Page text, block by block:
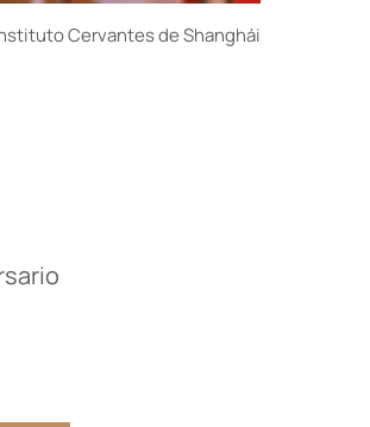
Cervantes de Shanghái